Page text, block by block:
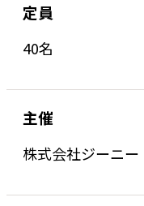
定員
40名
主催
株式会社ジーニ